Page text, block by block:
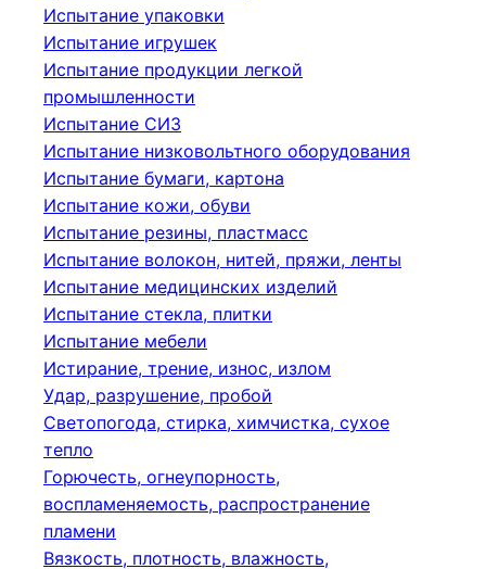
Испытание упаковки
Испытание игрушек
Испытание продукции легкой
промышленности
Испытание СИЗ
Испытание низковольтного оборудования
Испытание бумаги, картона
Испытание кожи, обуви
Испытание резины, пластмасс
Испытание волокон, нитей, пряжи, ленты
Испытание медицинских изделий
Испытание стекла, плитки
Испытание мебели
Истирание, трение, износ, излом
Удар, разрушение, пробой
Светопогода, стирка, химчистка, сухое
тепло
Горючесть, огнеупорность,
воспламеняемость, распространение
пламени
Вязкость, плотность, влажность,